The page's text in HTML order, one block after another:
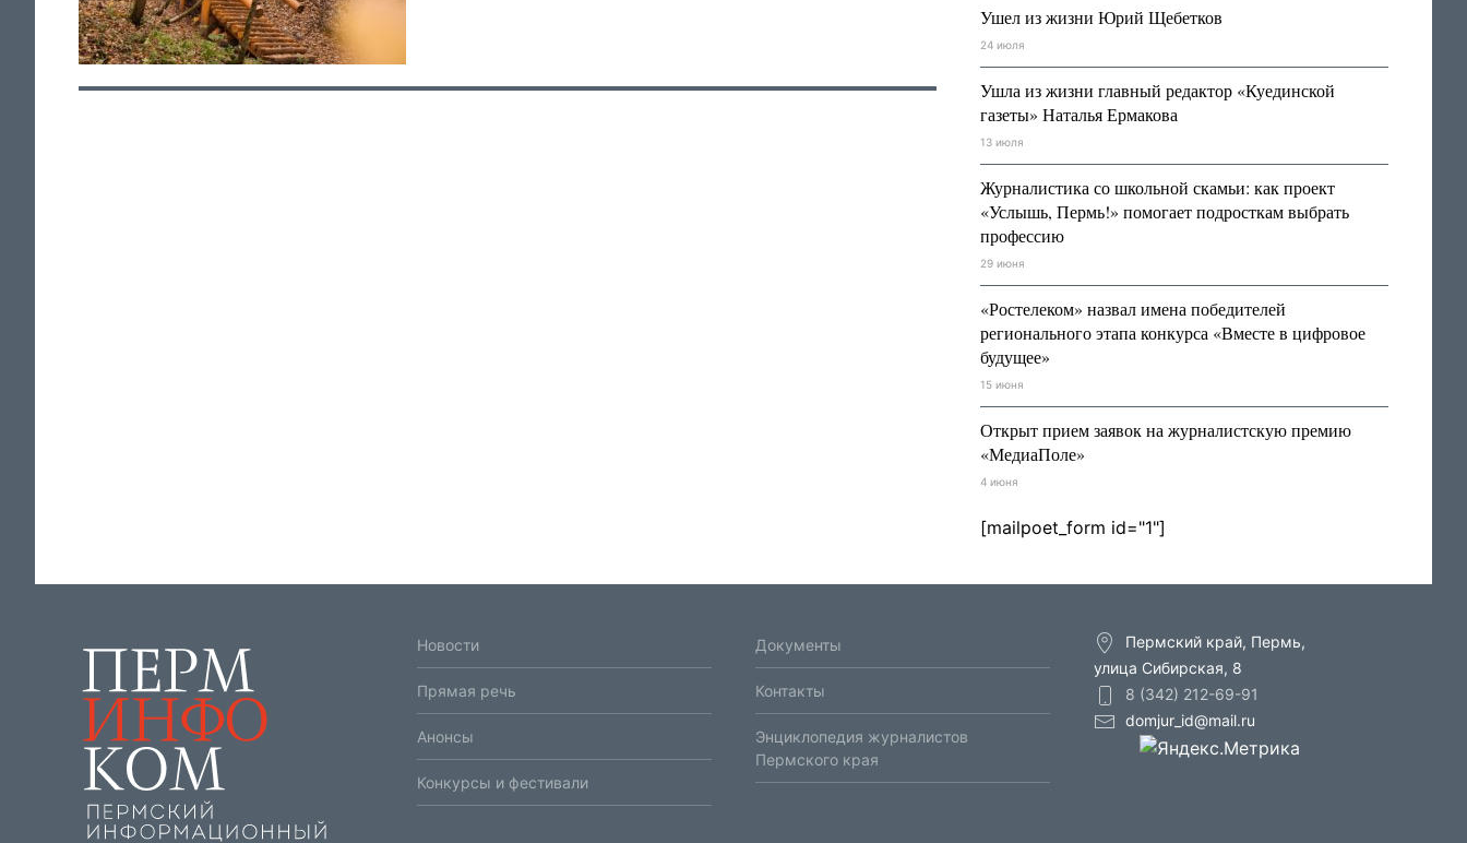
Ушел из жизни Юрий Щебетков
24 июля
Ушла из жизни главный редактор «Куединской
газеты» Наталья Ермакова
13 июля
Журналистика со школьной скамьи: как проект
«Услышь, Пермь!» помогает подросткам выбрать
профессию
29 июня
«Ростелеком» назвал имена победителей
регионального этапа конкурса «Вместе в цифровое
будущее»
15 июня
Открыт прием заявок на журналистскую премию
«МедиаПоле»
4 июня
[mailpoet_form id="1"]
Новости
Прямая речь
Анонсы
Конкурсы и фестивали
Документы
Контакты
Энциклопедия журналистов
Пермского края
Пермский край, Пермь,
улица Сибирская, 8
8 (342) 212-69-91
domjur_id@mail.ru